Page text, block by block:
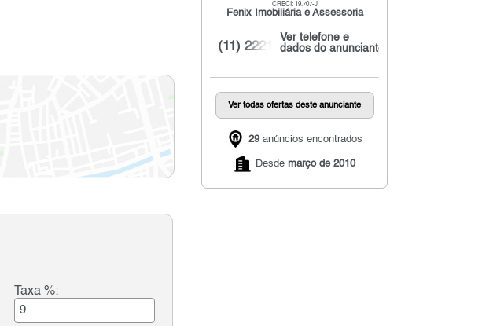
Taxa %:
CRECI: 19.707-J
Fenix Imobiliária e Assessoria
Ver telefone e
dados do anunciante
(11) 2221...
Ver todas ofertas deste anunciante
29 anúncios encontrados
Desde março de 2010